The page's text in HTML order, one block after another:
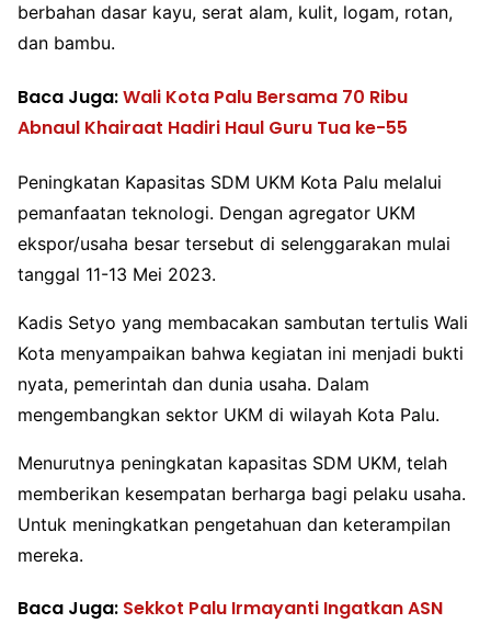
berbahan dasar kayu, serat alam, kulit, logam, rotan,
dan bambu.
Baca Juga:Wali Kota Palu Bersama 70 Ribu
Abnaul Khairaat Hadiri Haul Guru Tua ke-55
Peningkatan Kapasitas SDM UKM Kota Palu melalui
pemanfaatan teknologi. Dengan agregator UKM
ekspor/usaha besar tersebut di selenggarakan mulai
tanggal 11-13 Mei 2023.
Kadis Setyo yang membacakan sambutan tertulis Wali
Kota menyampaikan bahwa kegiatan ini menjadi bukti
nyata, pemerintah dan dunia usaha. Dalam
mengembangkan sektor UKM di wilayah Kota Palu.
Menurutnya peningkatan kapasitas SDM UKM, telah
memberikan kesempatan berharga bagi pelaku usaha.
Untuk meningkatkan pengetahuan dan keterampilan
mereka.
Baca Juga: Sekkot Palu Irmayanti Ingatkan ASN